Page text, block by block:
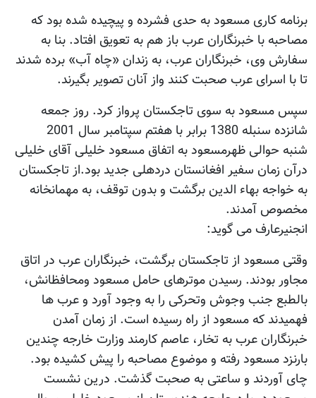
برنامه کاری مسعود به حدی فشرده و پیچیده شده بود که
مصاحبه با خبرنگاران عرب باز هم به تعویق افتاد. بنا به
سفارش وی، خبرنگاران عرب، به زندان «چاه آب» برده شدند
تا با اسرای عرب صحبت کنند واز آنان تصویر بگیرند.
سپس مسعود به سوی تاجکستان پرواز کرد. روز جمعه
شانزده سنبله 1380 برابر با هفتم سپتامبر سال 2001
شنبه حوالی ظهرمسعود به اتفاق مسعود خلیلی آقای خلیلی
درآن زمان سفیر افغانستان دردهلی جدید بود.از تاجکستان
به خواجه بهاء الدین برگشت و بدون توقف، به مهمانخانه
مخصوص آمدند.
انجنیرعارف می گوید:
وقتی مسعود از تاجکستان برگشت، خبرنگاران عرب در اتاق
مجاور بودند. رسیدن موترهای حامل مسعود ومحافظانش،
بالطبع جنب وجوش وتحرکی را به وجود آورد و عرب ها
فهمیدند که مسعود از راه رسیده است. از زمان آمدن
خبرنگاران عرب به تخار، عاصم کارمند وزارت خارجه چندین
بارنزد مسعود رفته و موضوع مصاحبه را پیش کشیده بود.
چای آوردند و ساعتی به صحبت گذشت. درین نشست